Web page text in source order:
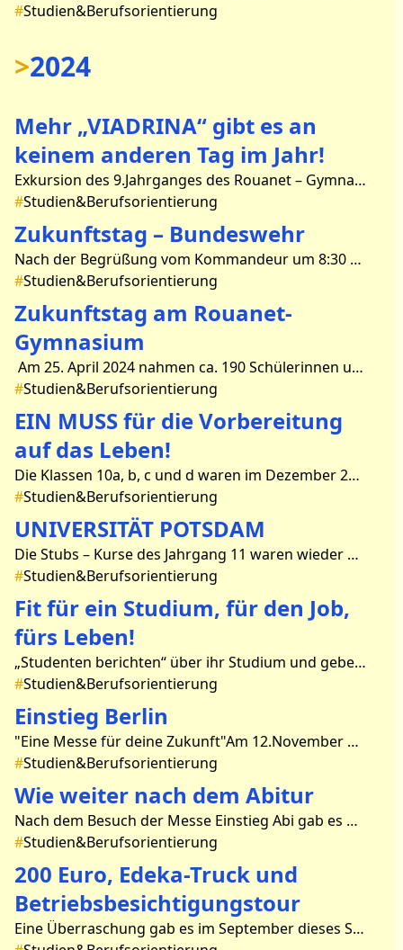
#Studien&Berufsorientierung
>2024
Mehr „VIADRINA“ gibt es an
keinem anderen Tag im Jahr!
Exkursion des 9.Jahrganges des Rouanet – Gymnasium Beeskow zum Tag der offenen Tür der Universität „Viadrina“ Das Rouanet Gymnasium Beeskow hat im Rahmen der Berufs- und S
#Studien&Berufsorientierung
Zukunftstag – Bundeswehr
Nach der Begrüßung vom Kommandeur um 8:30 Uhr sind wir in einen Stationen-Betrieb gegangen. In einer Gruppe von 16 Personen sind wir dann zu einer Geschicklichkeits-Station gegangen, wo wi
#Studien&Berufsorientierung
Zukunftstag am Rouanet-
Gymnasium
Am 25. April 2024 nahmen ca. 190 Schülerinnen und Schüler der Jahrgangsstufen 7 – 11 am Zukunftstag teil. Nicht nur ein Rekord an unserer Schule, sondern auch Brandenburg weit habe
#Studien&Berufsorientierung
EIN MUSS für die Vorbereitung
auf das Leben!
Die Klassen 10a, b, c und d waren im Dezember 2016 im Berufsinformationszentrum in Frankfurt Oder, um sich mit Berufs – und Studienangeboten vertraut zu machen. Wir konnten uns selbststän
#Studien&Berufsorientierung
UNIVERSITÄT POTSDAM
Die Stubs – Kurse des Jahrgang 11 waren wieder unterwegs!Nach einer kurzen Campusführung besuchten wir eine Vorlesung bei Prof. Dr. Wilkens mit dem Thema:„Einsteins Würfel, der Teil un
#Studien&Berufsorientierung
Fit für ein Studium, für den Job,
fürs Leben!
„Studenten berichten“ über ihr Studium und geben Tipps für alle, die auch studieren möchten. Über das Lehramtsstudium und den Weg dorthin berichtete Julia von der Uni Potsdam. Sie s
#Studien&Berufsorientierung
Einstieg Berlin
"Eine Messe für deine Zukunft"Am 12.November 2021 besuchten wir, der 11. Jahrgang, die Einstiegsmesse in Berlin.Die Messe bot zahlreiche Informationen zu Ausbildungen, Studiengängen und Ü
#Studien&Berufsorientierung
Wie weiter nach dem Abitur
Nach dem Besuch der Messe Einstieg Abi gab es beim StuBo-Tag am 26.02.2024 für die Schüler*innen der 11. Klassen eine weitere Möglichkeit, sich über Studien- und Ausbildungsangebote aber
#Studien&Berufsorientierung
200 Euro, Edeka-Truck und
Betriebsbesichtigungstour
Eine Überraschung gab es im September dieses Schuljahres für die Klasse 9a. Rückwirkend zur „Lehrberufeschau“ des Handwerks, die im Juni letzten Jahres stattfand, lobte die Handwerksk